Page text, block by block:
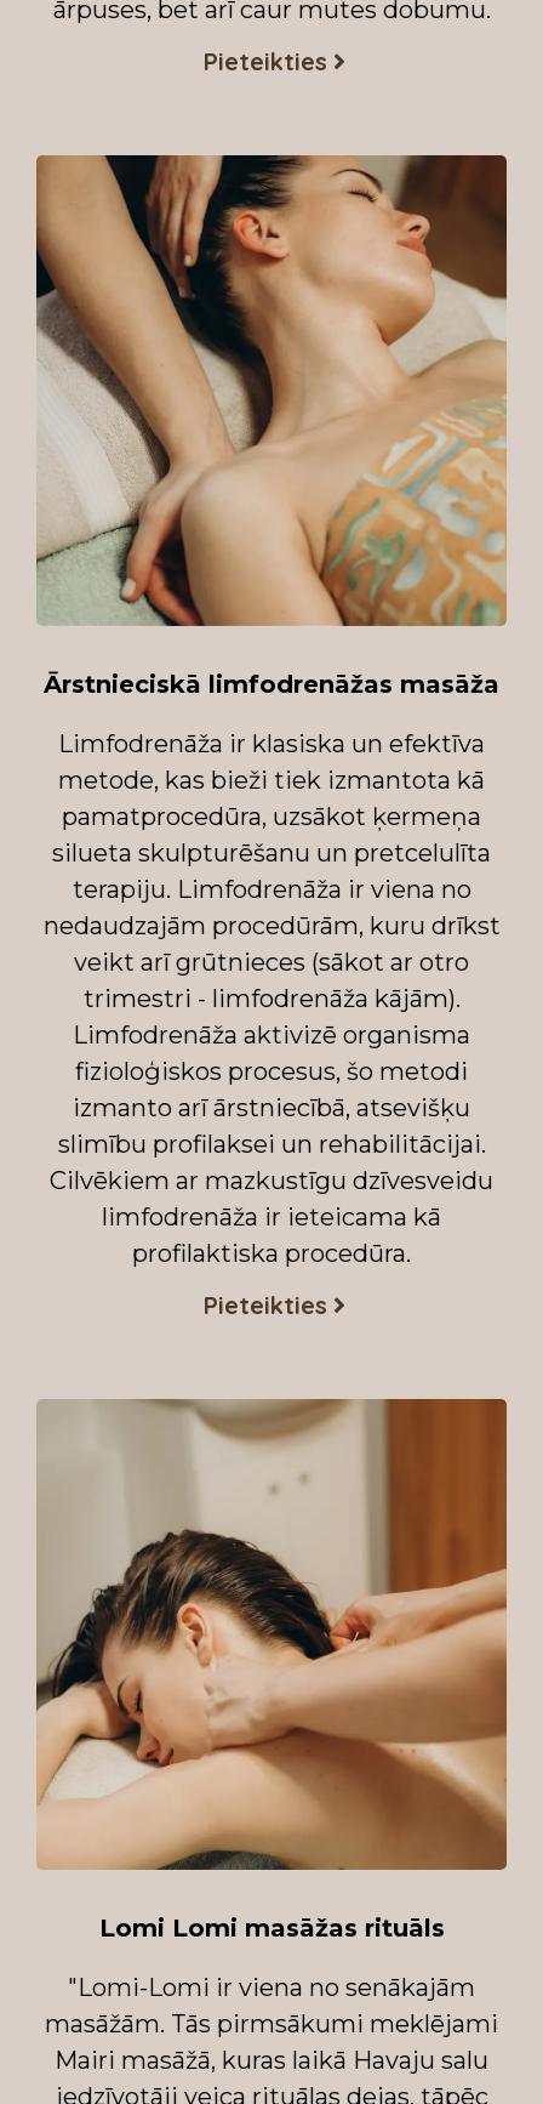
ārpuses, bet arī caur mutes dobumu.
Pieteikties
Ārstnieciskā limfodrenāžas masāža
Limfodrenāža ir klasiska un efektīva
metode, kas bieži tiek izmantota kā
pamatprocedūra, uzsākot ķermeņa
silueta skulpturēšanu un pretcelulīta
terapiju. Limfodrenāža ir viena no
nedaudzajām procedūrām, kuru drīkst
veikt arī grūtnieces (sākot ar otro
trimestri - limfodrenāža kājām).
Limfodrenāža aktivizē organisma
fizioloģiskos procesus, šo metodi
izmanto arī ārstniecībā, atsevišķu
slimību profilaksei un rehabilitācijai.
Cilvēkiem ar mazkustīgu dzīvesveidu
limfodrenāža ir ieteicama kā
profilaktiska procedūra.
Pieteikties
Lomi Lomi masāžas rituāls
"Lomi-Lomi ir viena no senākajām
masāžām. Tās pirmsākumi meklējami
Mairi masāžā, kuras laikā Havaju salu
iedzīvotāji veica rituālas dejas, tāpēc